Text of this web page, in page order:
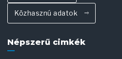
Közhasznú adatok
Népszerű cimkék